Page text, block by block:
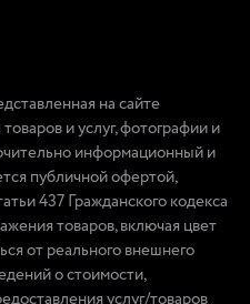
на сайте
и услуг, фотографии и
информационный и
публичной офертой,
437 Гражданского кодекса
товаров, включая цвет
от реального внешнего
о стоимости,